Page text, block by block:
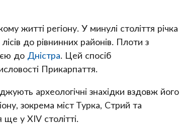
житті регіону. У минулі століття річка
до рівнинних районів. Плоти з
до Дністра. Цей спосіб
Прикарпаття.
археологічні знахідки вздовж його
зокрема міст Турка, Стрий та
у XIV столітті.